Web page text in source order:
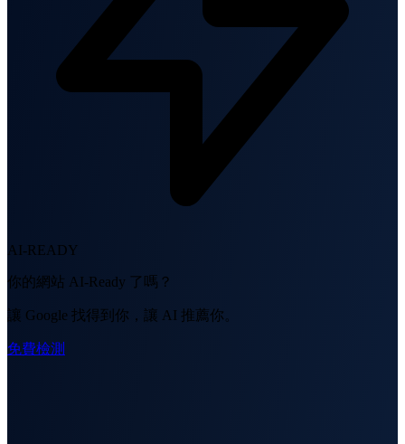
AI-READY
你的網站 AI-Ready 了嗎？
讓 Google 找得到你，讓 AI 推薦你。
免費檢測